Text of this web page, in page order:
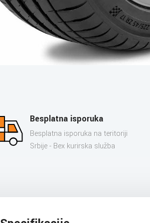
Besplatna isporuka
Besplatna isporuka na teritoriji
Srbije - Bex kurirska služba